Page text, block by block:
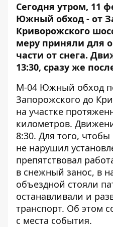
Сегодня утром, 11
Южный обход - от
Криворожского
меру приняли для
части от снега.
13:30, сразу же
М-04 Южный обход
Запорожского до
на участке
километров.
8:30. Для того,
не нарушил
препятствовал
в снежный занос, в
объездной стояли
останавливали и
транспорт. Об этом
с места события.